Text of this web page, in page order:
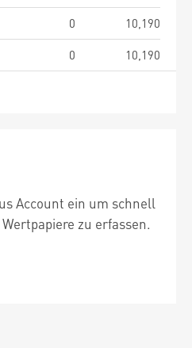
0
10,190
0 10,190
Account ein um schnell
zu erfassen.